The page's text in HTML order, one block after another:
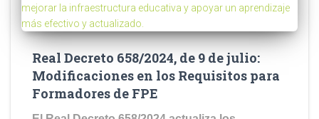
Real Decreto 658/2024, de 9 de julio:
Modificaciones en los Requisitos para
Formadores de FPE